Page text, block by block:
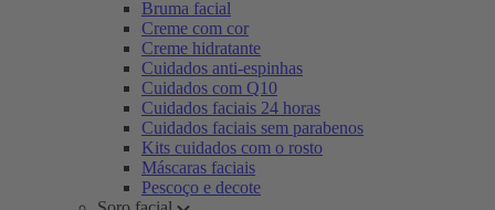
Bruma facial
Creme com cor
Creme hidratante
Cuidados anti-espinhas
Cuidados com Q10
Cuidados faciais 24 horas
Cuidados faciais sem parabenos
Kits cuidados com o rosto
Máscaras faciais
Pescoço e decote